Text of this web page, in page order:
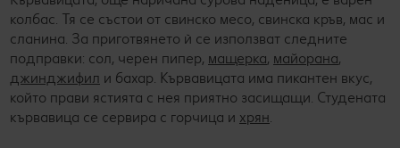
колбас. Тя се състои от свинско месо, свинска кръв, мас и
сланина. За приготвянето ѝ се използват следните
подправки: сол, черен пипер, мащерка, майорана,
джинджифил и бахар. Кървавицата има пикантен вкус,
който прави ястията с нея приятно засищащи. Студената
кървавица се сервира с горчица и хрян